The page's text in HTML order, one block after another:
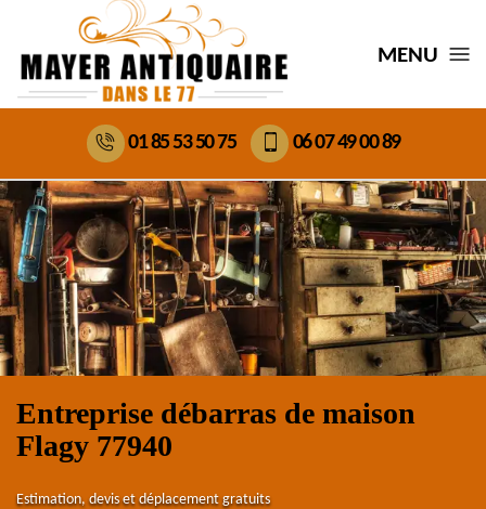
MENU
01 85 53 50 75 06 07 49 00 89
Entreprise débarras de maison
Flagy 77940
Estimation, devis et déplacement gratuits